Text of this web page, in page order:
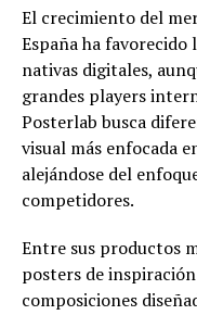
El crecimiento del
España ha favorecido
nativas digitales,
grandes players
Posterlab busca
visual más enfocada
alejándose del
competidores.
Entre sus productos
posters de
composiciones